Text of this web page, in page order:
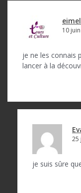
10
je ne les connais
lancer à la
25
je suis sûre